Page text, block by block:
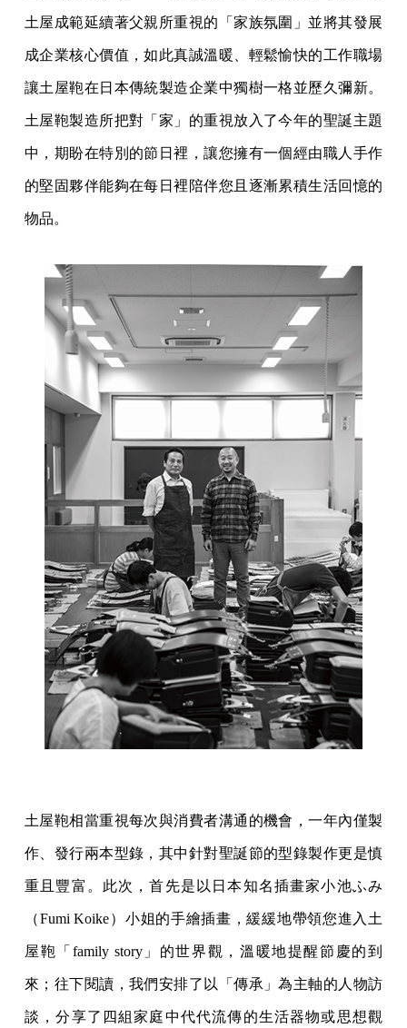
土屋成範延續著父親所重視的「家族氛圍」並將其發展
成企業核心價值，如此真誠溫暖、輕鬆愉快的工作職場
讓土屋鞄在日本傳統製造企業中獨樹一格並歷久彌新。
土屋鞄製造所把對「家」的重視放入了今年的聖誕主題
中，期盼在特別的節日裡，讓您擁有一個經由職人手作
的堅固夥伴能夠在每日裡陪伴您且逐漸累積生活回憶的
物品。
土屋鞄相當重視每次與消費者溝通的機會，一年內僅製
作、發行兩本型錄，其中針對聖誕節的型錄製作更是慎
重且豐富。此次，首先是以日本知名插畫家小池ふみ
（Fumi Koike）小姐的手繪插畫，緩緩地帶領您進入土
屋鞄「family story」的世界觀，溫暖地提醒節慶的到
來；往下閱讀，我們安排了以「傳承」為主軸的人物訪
談，分享了四組家庭中代代流傳的生活器物或思想觀